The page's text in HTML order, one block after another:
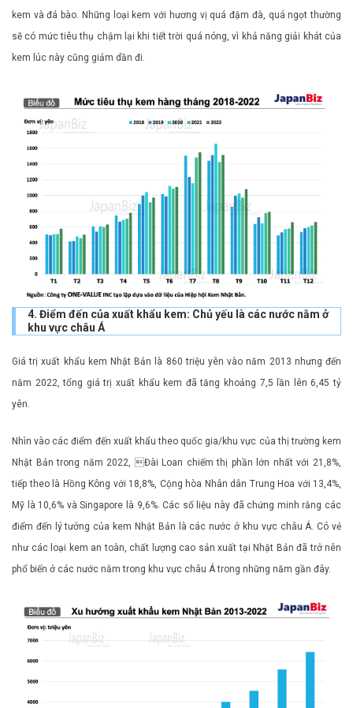
kem và đá bào. Những loại kem với hương vị quá đậm đà, quá ngọt thường
sẽ có mức tiêu thụ chậm lại khi tiết trời quá nóng, vì khả năng giải khát của
kem lúc này cũng giảm dần đi.
4. Điểm đến của xuất khẩu kem: Chủ yếu là các nước nằm ở
khu vực châu Á
Giá trị xuất khẩu kem Nhật Bản là 860 triệu yên vào năm 2013 nhưng đến
năm 2022, tổng giá trị xuất khẩu kem đã tăng khoảng 7,5 lần lên 6,45 tỷ
yên.
Nhìn vào các điểm đến xuất khẩu theo quốc gia/khu vực của thị trường kem
Nhật Bản trong năm 2022, Đài Loan chiếm thị phần lớn nhất với 21,8%,
tiếp theo là Hồng Kông với 18,8%, Cộng hòa Nhân dân Trung Hoa với 13,4%,
Mỹ là 10,6% và Singapore là 9,6%. Các số liệu này đã chứng minh rằng các
điểm đến lý tưởng của kem Nhật Bản là các nước ở khu vực châu Á. Có vẻ
như các loại kem an toàn, chất lượng cao sản xuất tại Nhật Bản đã trở nên
phổ biến ở các nước nằm trong khu vực châu Á trong những năm gần đây.